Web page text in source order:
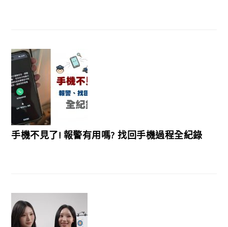
手機不見了! 報警有用嗎? 找回手機過程全紀錄